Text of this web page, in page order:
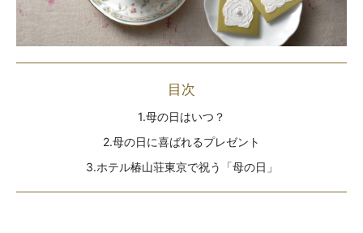
目次
1.母の日はいつ？
2.母の日に喜ばれるプレゼント
3.ホテル椿山荘東京で祝う「母の日」